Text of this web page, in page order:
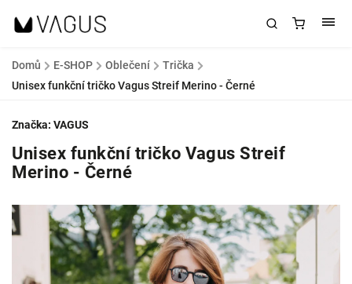
Domů / E-SHOP / Oblečení / Trička /
Unisex funkční tričko Vagus Streif Merino - Černé
Unisex funkční tričko Vagus Streif
Merino - Černé
Značka: VAGUS